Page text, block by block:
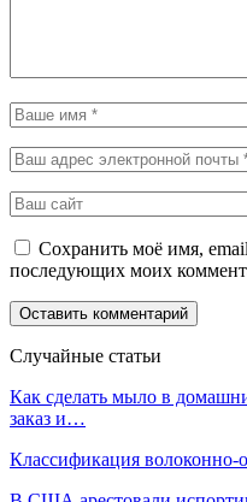
Сохранить моё имя,
последующих моих
Случайные статьи
Как сделать мыло в
заказ и…
Классификация волоконно-